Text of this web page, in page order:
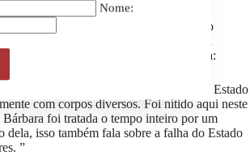
Nome:
da TamoJuntas, que atuou como
social como parte da luta por justiça:
é isolado. Ele mostra que o sistema e o Estado
com corpos diversos. Foi nítido aqui neste
foi tratada o tempo inteiro por um
dela, isso também fala sobre a falha do Estado
”